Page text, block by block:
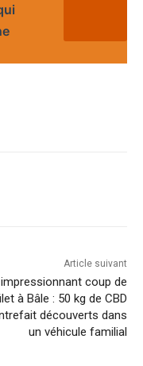
Article suivant
coup de
à Bâle : 50 kg de CBD
découverts dans
un véhicule familial